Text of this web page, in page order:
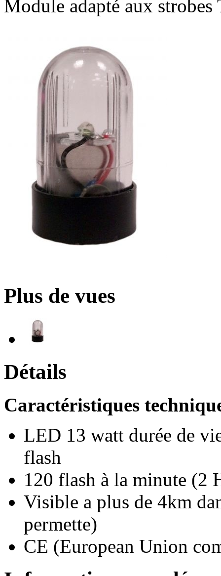
Module adapté aux
Plus de vues
Détails
Caractéristiques
LED 13 watt durée de
flash
120 flash à la minute (2
Visible a plus de 4km
permette)
CE (European Union